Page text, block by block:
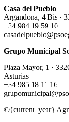
Casa del Pueblo
Argandona, 4 Bis ·
+34 984 19 59 10
Grupo Municipal
Plaza Mayor, 1 ·
Asturias
+34 985 18 11 16
©{current_year}